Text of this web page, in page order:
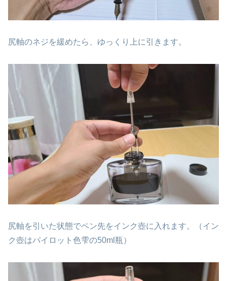
尻軸のネジを緩めたら、ゆっくり上に引きます。
尻軸を引いた状態でペン先をインク壺に入れます。（イン
ク壺はパイロット色雫の50ml瓶）